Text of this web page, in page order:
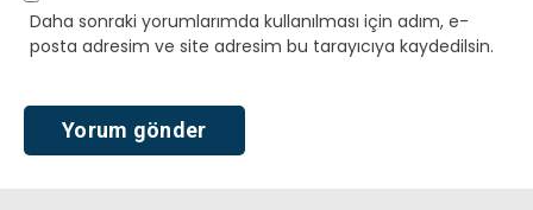
Daha sonraki yorumlarımda kullanılması için adım, e-
posta adresim ve site adresim bu tarayıcıya kaydedilsin.